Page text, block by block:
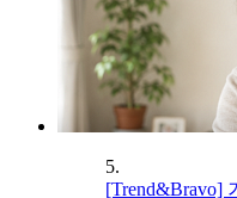
5.
[Trend&Bravo]